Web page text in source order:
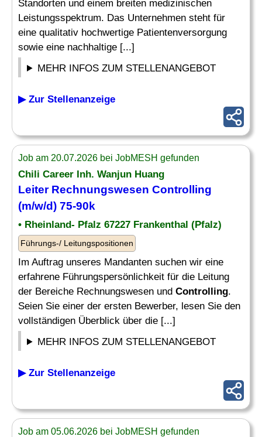
Standorten und einem breiten medizinischen
Leistungsspektrum. Das Unternehmen steht für
eine qualitativ hochwertige Patientenversorgung
sowie eine nachhaltige [...]
MEHR INFOS ZUM STELLENANGEBOT
▶ Zur Stellenanzeige
Job am 20.07.2026 bei JobMESH gefunden
Chili Career Inh. Wanjun Huang
LeiterRechnungswesen Controlling
(m/w/d) 75-90k
• Rheinland- Pfalz 67227 Frankenthal (Pfalz)
Führungs-/ Leitungspositionen
Im Auftrag unseres Mandanten suchen wir eine
erfahrene Führungspersönlichkeit für die Leitung
der Bereiche Rechnungswesen und Controlling.
Seien Sie einer der ersten Bewerber, lesen Sie den
vollständigen Überblick über die [...]
MEHR INFOS ZUM STELLENANGEBOT
▶ Zur Stellenanzeige
Job am 05.06.2026 bei JobMESH gefunden